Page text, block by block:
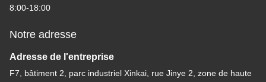
8:00-18:00
Notre adresse
Adresse de l'entreprise
F7, bâtiment 2, parc industriel Xinkai, rue Jinye 2, zone de haute